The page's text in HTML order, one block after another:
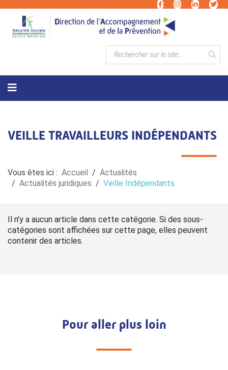
VEILLE TRAVAILLEURS INDÉPENDANTS
Vous êtes ici : Accueil
Actualités
Actualités juridiques
Veille Indépendants
Il n'y a aucun article dans cette catégorie. Si des sous-
catégories sont affichées sur cette page, elles peuvent
contenir des articles.
Pour aller plus loin